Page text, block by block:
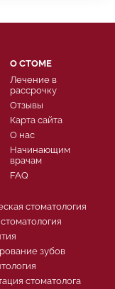
стоматология
зубов
стоматолога
О СТОМЕ
Лечение в
рассрочку
Отзывы
Карта сайта
О нас
Начинающим
врачам
FAQ